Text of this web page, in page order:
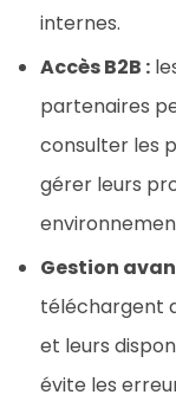
internes.
Accès B2B :
partenaires
consulter les
gérer leurs
Gestion
téléchargent
et leurs
évite les